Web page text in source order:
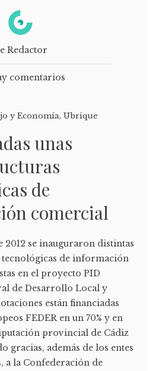
Redactor
comentarios
y Economía, Ubrique
unas
de
comercial
2012 se inauguraron distintas
de información
en el proyecto PID
de Desarrollo Local y
están financiadas
FEDER en un 70% y en
provincial de Cádiz
gracias, además de los entes
a la Confederación de